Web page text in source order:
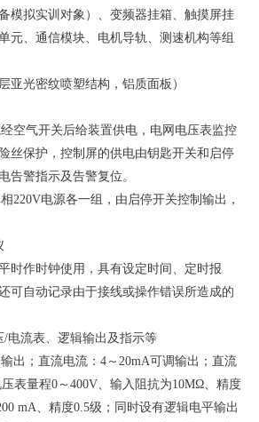
模拟实训对象）、变频器挂箱、触摸屏挂
元、通信模块、电机导轨、测速机构等组
亚光密纹喷塑结构，铝质面板）
空气开关后给装置供电，电网电压表监控
丝保护，控制屏的供电由钥匙开关和启停
告警指示及告警复位。
220V电源各一组，由启停开关控制输出，
时作时钟使用，具有设定时间、定时报
可自动记录由于接线或操作错误所造成的
电流表、逻辑输出及指示等
出；直流电流：4～20mA可调输出；直流
表量程0～400V、输入阻抗为10MΩ、精度
mA、精度0.5级；同时设有逻辑电平输出